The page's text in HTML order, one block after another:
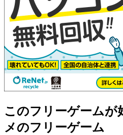
このフリーゲームが
メのフリーゲーム